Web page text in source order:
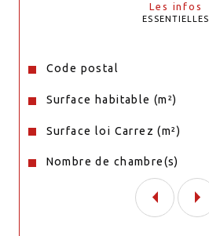
Les infos
ESSENTIELLES
Caractéristiques Valeurs
Code postal
Surface habitable (m²)
Surface loi Carrez (m²)
Nombre de chambre(s)